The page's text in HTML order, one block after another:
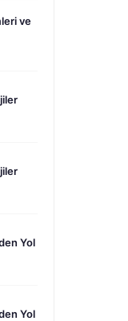
ve
Yol
Yol